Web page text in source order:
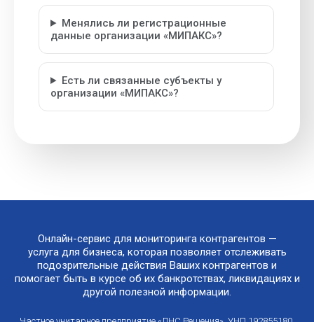
Менялись ли регистрационные
данные организации «МИПАКС»?
Есть ли связанные субъекты у
организации «МИПАКС»?
Онлайн-сервис для мониторинга контрагентов —
услуга для бизнеса, которая позволяет отслеживать
подозрительные действия Ваших контрагентов и
помогает быть в курсе об их банкротствах, ликвидациях и
другой полезной информации.